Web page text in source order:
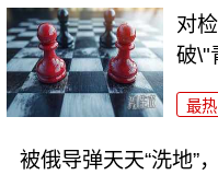
对
破\"
最热
被俄导弹天天“洗地”